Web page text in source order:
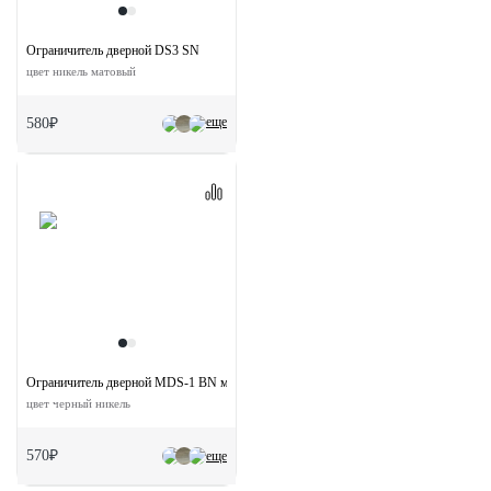
еще
Ограничитель дверной DS3 SN
цвет никель матовый
580₽
еще
Ограничитель дверной MDS-1 BN магнитный
цвет черный никель
570₽